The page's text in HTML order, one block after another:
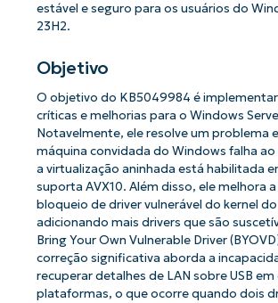
estável e seguro para os usuários do
23H2.
Objetivo
O objetivo do KB5049984 é
críticas e melhorias para o Windows
Notavelmente, ele resolve um problema
máquina convidada do Windows falha ao
a virtualização aninhada está habilitada
suporta AVX10. Além disso, ele melhora
bloqueio de driver vulnerável do kernel
adicionando mais drivers que são
Bring Your Own Vulnerable Driver
correção significativa aborda a
recuperar detalhes de LAN sobre USB
plataformas, o que ocorre quando dois